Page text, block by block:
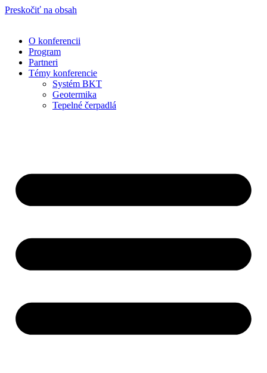
Preskočiť na obsah
O konferencii
Program
Partneri
Témy konferencie
Systém BKT
Geotermika
Tepelné čerpadlá